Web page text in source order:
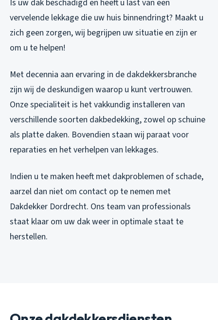
Is uw dak beschadigd en heeft u last van een
vervelende lekkage die uw huis binnendringt? Maakt u
zich geen zorgen, wij begrijpen uw situatie en zijn er
om u te helpen!
Met decennia aan ervaring in de dakdekkersbranche
zijn wij de deskundigen waarop u kunt vertrouwen.
Onze specialiteit is het vakkundig installeren van
verschillende soorten dakbedekking, zowel op schuine
als platte daken. Bovendien staan wij paraat voor
reparaties en het verhelpen van lekkages.
Indien u te maken heeft met dakproblemen of schade,
aarzel dan niet om contact op te nemen met
Dakdekker Dordrecht. Ons team van professionals
staat klaar om uw dak weer in optimale staat te
herstellen.